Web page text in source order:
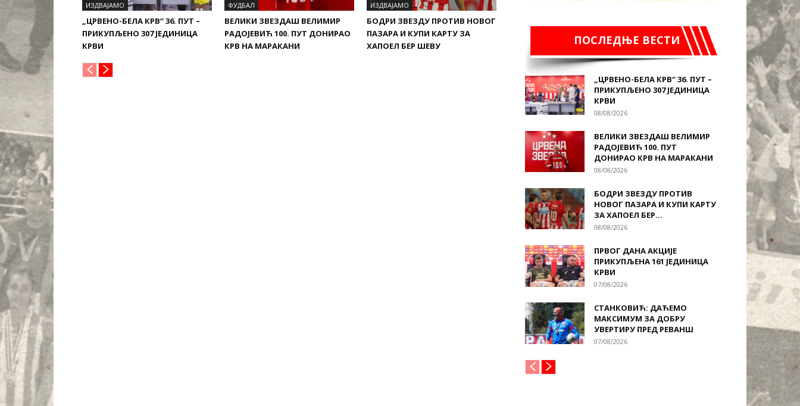
ИЗДВАЈАМО
„ЦРВЕНО-БЕЛА КРВ“ 36. ПУТ –
ПРИКУПЉЕНО 307 ЈЕДИНИЦА
КРВИ
ФУДБАЛ
ВЕЛИКИ ЗВЕЗДАШ ВЕЛИМИР
РАДОЈЕВИЋ 100. ПУТ ДОНИРАО
КРВ НА МАРАКАНИ
ИЗДВАЈАМО
БОДРИ ЗВЕЗДУ ПРОТИВ НОВОГ
ПАЗАРА И КУПИ КАРТУ ЗА
ХАПОЕЛ БЕР ШЕВУ
ПОСЛЕДЊЕ ВЕСТИ
„ЦРВЕНО-БЕЛА КРВ“ 36. ПУТ –
ПРИКУПЉЕНО 307 ЈЕДИНИЦА
КРВИ
08/08/2026
ВЕЛИКИ ЗВЕЗДАШ ВЕЛИМИР
РАДОЈЕВИЋ 100. ПУТ
ДОНИРАО КРВ НА МАРАКАНИ
08/08/2026
БОДРИ ЗВЕЗДУ ПРОТИВ
НОВОГ ПАЗАРА И КУПИ КАРТУ
ЗА ХАПОЕЛ БЕР...
08/08/2026
ПРВОГ ДАНА АКЦИЈЕ
ПРИКУПЉЕНА 161 ЈЕДИНИЦА
КРВИ
07/08/2026
СТАНКОВИЋ: ДАЋЕМО
МАКСИМУМ ЗА ДОБРУ
УВЕРТИРУ ПРЕД РЕВАНШ
07/08/2026